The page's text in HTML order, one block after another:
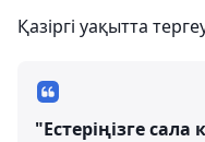
Қазіргі уақытта
"Естеріңізге